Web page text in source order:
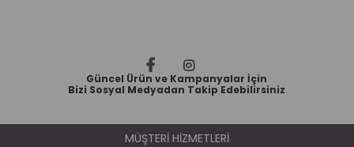
Güncel Ürün ve Kampanyalar İçin
Bizi Sosyal Medyadan Takip Edebilirsiniz
MÜŞTERİ HİZMETLERİ